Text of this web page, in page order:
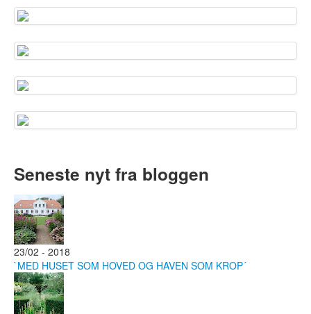
Seneste nyt fra bloggen
23/02 - 2018
`MED HUSET SOM HOVED OG HAVEN SOM KROP´